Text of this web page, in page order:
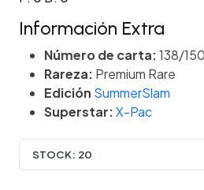
Información Extra
Número de carta:138/150
Rareza: Premium Rare
Edición SummerSlam
Superstar:X-Pac
STOCK: 20